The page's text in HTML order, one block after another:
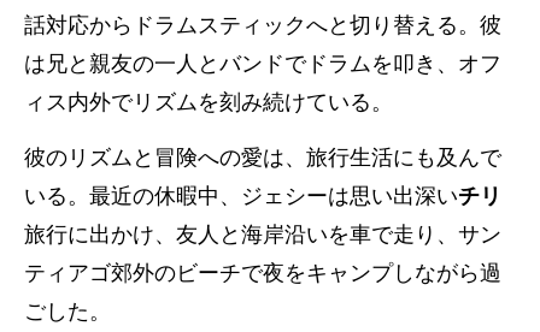
話対応からドラムスティックへと切り替える。彼
は兄と親友の一人とバンドでドラムを叩き、オフ
ィス内外でリズムを刻み続けている。
彼のリズムと冒険への愛は、旅行生活にも及んで
いる。最近の休暇中、ジェシーは思い出深いチリ
旅行に出かけ、友人と海岸沿いを車で走り、サン
ティアゴ郊外のビーチで夜をキャンプしながら過
ごした。